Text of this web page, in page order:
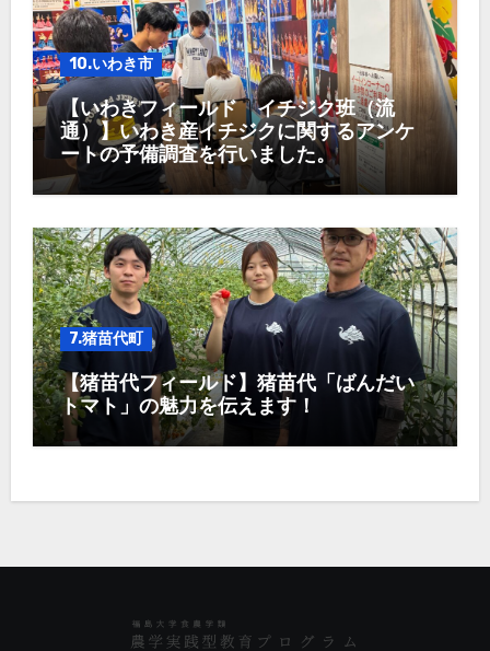
10.いわき市
【いわきフィールド イチジク班（流
通）】いわき産イチジクに関するアンケ
ートの予備調査を行いました。
7.猪苗代町
【猪苗代フィールド】猪苗代「ばんだい
トマト」の魅力を伝えます！